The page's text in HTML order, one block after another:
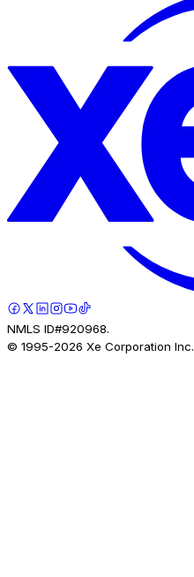
NMLS ID#920968.
© 1995-2026 Xe Corporation Inc.